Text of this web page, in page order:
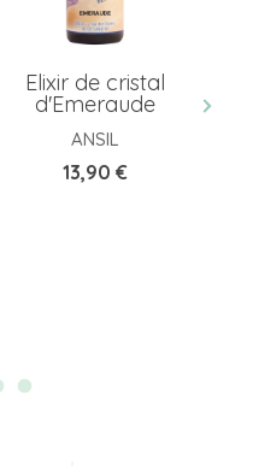
Elixir de cristal
d'Emeraude
ANSIL
Prix
13,90 €